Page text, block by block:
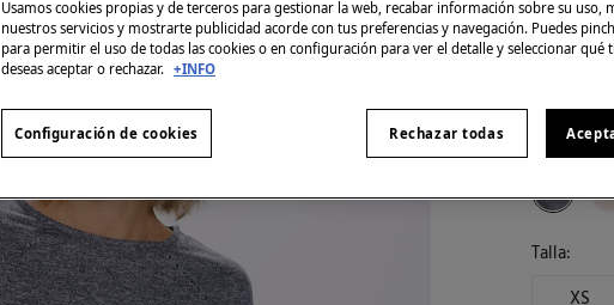
5,99 €
17,99 €
Color:gris
Talla:
XS
Usamos cookies propias y de terceros para gestionar la web, recabar información sobre su uso,
nuestros servicios y mostrarte publicidad acorde con tus preferencias y navegación. Puedes
para permitir el uso de todas las cookies o en configuración para ver el detalle y seleccionar qué
deseas aceptar o rechazar. +INFO
Rechazar todas
Configuración de cookies